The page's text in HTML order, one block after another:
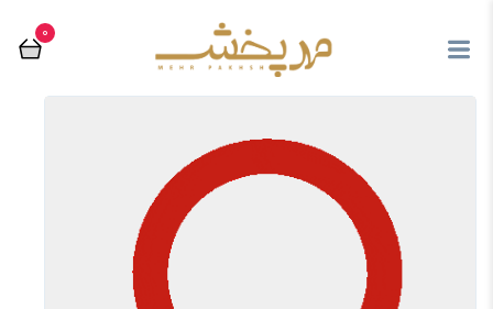
0
فیلتر مرتب سازی بر اساس:
تماس با فروشگاه مهرپخش
03536238667
از محصولات جدید و فروش ویژه ها با خبر شوید